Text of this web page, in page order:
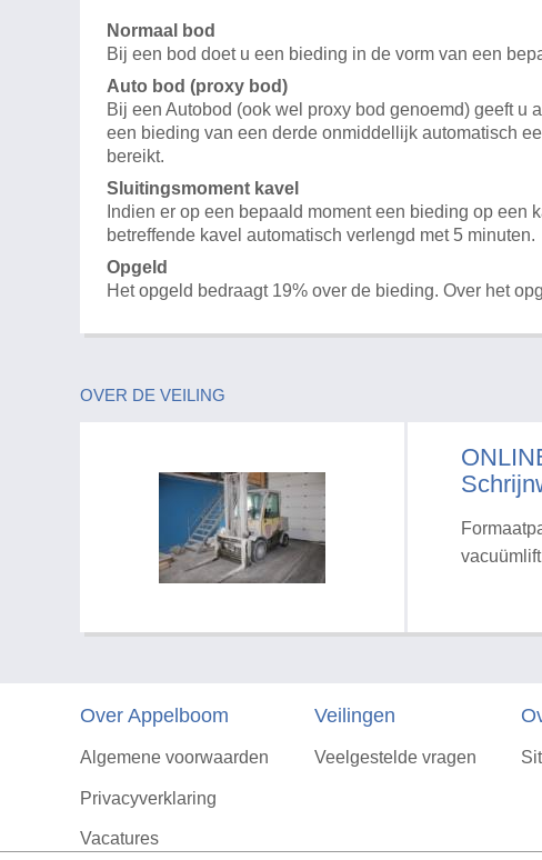
Normaal bod
Bij een bod doet u een bieding in de vorm van een
Auto bod (proxy bod)
Bij een Autobod (ook wel proxy bod genoemd) geeft u
een bieding van een derde onmiddellijk automatisch
bereikt.
Sluitingsmoment kavel
Indien er op een bepaald moment een bieding op
betreffende kavel automatisch verlengd met 5 minuten.
Opgeld
Het opgeld bedraagt 19% over de bieding. Over het
OVER DE VEILING
Over Appelboom
Algemene voorwaarden
Privacyverklaring
Vacatures
Veilingen
Veelgestelde vragen